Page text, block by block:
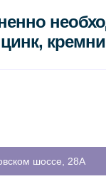
шоссе, 28А